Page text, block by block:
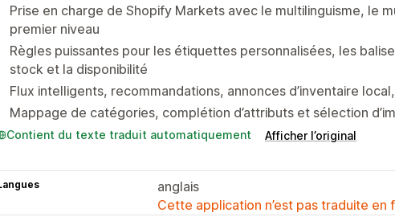
Prise en charge de Shopify Markets avec le multilinguisme, le
premier niveau
Règles puissantes pour les étiquettes personnalisées, les
stock et la disponibilité
Flux intelligents, recommandations, annonces d’inventaire
Mappage de catégories, complétion d’attributs et sélection
Contient du texte traduit automatiquement Afficher l’original
anglais
Cette application n’est pas traduite en